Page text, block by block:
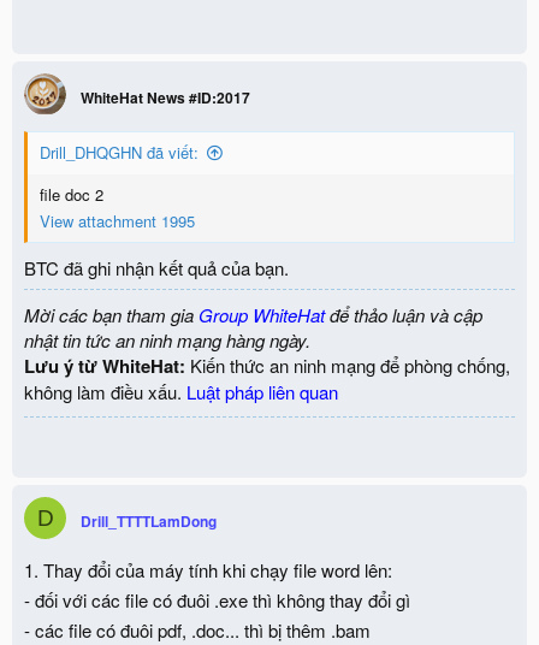
WhiteHat News #ID:2017
Drill_DHQGHN đã viết:
file doc 2
View attachment 1995
BTC đã ghi nhận kết quả của bạn.
Mời các bạn tham gia Group WhiteHatđể thảo luận và cập
nhật tin tức an ninh mạng hàng ngày.
Lưu ý từ WhiteHat: Kiến thức an ninh mạng để phòng chống,
không làm điều xấu. Luật pháp liên quan
D Drill_TTTTLamDong
1. Thay đổi của máy tính khi chạy file word lên:
- đối với các file có đuôi .exe thì không thay đổi gì
- các file có đuôi pdf, .doc... thì bị thêm .bam